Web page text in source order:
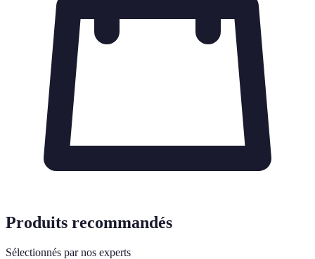
Produits recommandés
Sélectionnés par nos experts